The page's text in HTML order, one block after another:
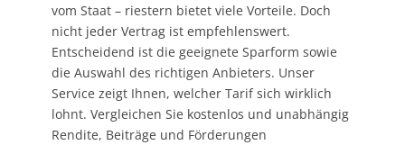
vom Staat – riestern bietet viele Vorteile. Doch
nicht jeder Vertrag ist empfehlenswert.
Entscheidend ist die geeignete Sparform sowie
die Auswahl des richtigen Anbieters. Unser
Service zeigt Ihnen, welcher Tarif sich wirklich
lohnt. Vergleichen Sie kostenlos und unabhängig
Rendite, Beiträge und Förderungen